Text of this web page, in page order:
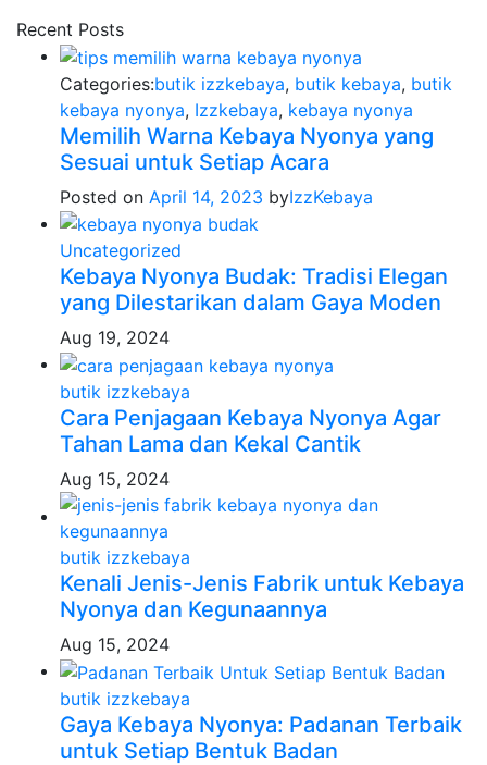
Recent Posts
Categories:butik izzkebaya, butik kebaya, butik
kebaya nyonya, Izzkebaya, kebaya nyonya
Memilih Warna Kebaya Nyonya yang
Sesuai untuk Setiap Acara
Posted on April 14, 2023 byIzzKebaya
Uncategorized
Kebaya Nyonya Budak: Tradisi Elegan
yang Dilestarikan dalam Gaya Moden
Aug 19, 2024
butik izzkebaya
Cara Penjagaan Kebaya Nyonya Agar
Tahan Lama dan Kekal Cantik
Aug 15, 2024
butik izzkebaya
Kenali Jenis-Jenis Fabrik untuk Kebaya
Nyonya dan Kegunaannya
Aug 15, 2024
butik izzkebaya
Gaya Kebaya Nyonya: Padanan Terbaik
untuk Setiap Bentuk Badan